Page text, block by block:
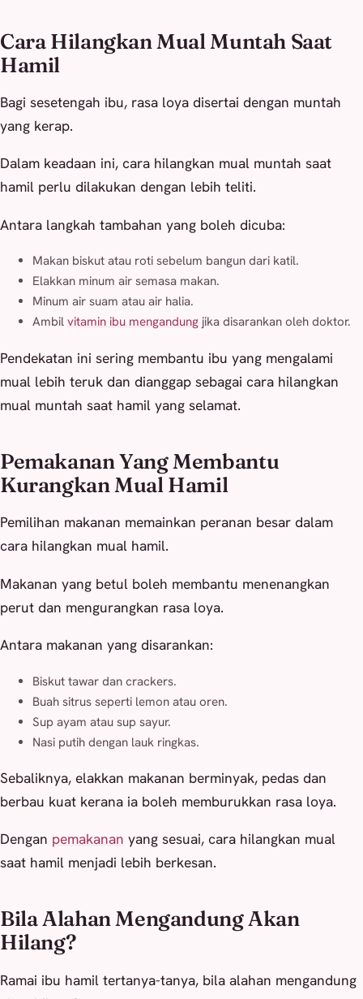
Cara Hilangkan Mual Muntah Saat
Hamil
Bagi sesetengah ibu, rasa loya disertai dengan muntah
yang kerap.
Dalam keadaan ini, cara hilangkan mual muntah saat
hamil perlu dilakukan dengan lebih teliti.
Antara langkah tambahan yang boleh dicuba:
Makan biskut atau roti sebelum bangun dari katil.
Elakkan minum air semasa makan.
Minum air suam atau air halia.
Ambil vitamin ibu mengandung jika disarankan oleh doktor.
Pendekatan ini sering membantu ibu yang mengalami
mual lebih teruk dan dianggap sebagai cara hilangkan
mual muntah saat hamil yang selamat.
Pemakanan Yang Membantu
Kurangkan Mual Hamil
Pemilihan makanan memainkan peranan besar dalam
cara hilangkan mual hamil.
Makanan yang betul boleh membantu menenangkan
perut dan mengurangkan rasa loya.
Antara makanan yang disarankan:
Biskut tawar dan crackers.
Buah sitrus seperti lemon atau oren.
Sup ayam atau sup sayur.
Nasi putih dengan lauk ringkas.
Sebaliknya, elakkan makanan berminyak, pedas dan
berbau kuat kerana ia boleh memburukkan rasa loya.
Dengan pemakanan yang sesuai, cara hilangkan mual
saat hamil menjadi lebih berkesan.
Bila Alahan Mengandung Akan
Hilang?
Ramai ibu hamil tertanya-tanya, bila alahan mengandung